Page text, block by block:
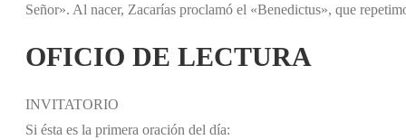
Señor». Al nacer, Zacarías proclamó el «Benedictus», que
OFICIO DE LECTURA
INVITATORIO
Si ésta es la primera oración del día: